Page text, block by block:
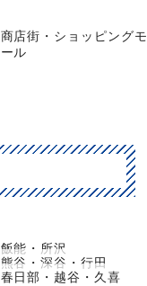
商店街・ショッピングモ
ール
飯能・所沢
熊谷・深谷・行田
春日部・越谷・久喜